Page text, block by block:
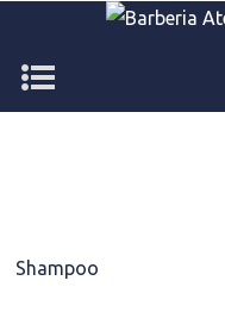
Shampoo